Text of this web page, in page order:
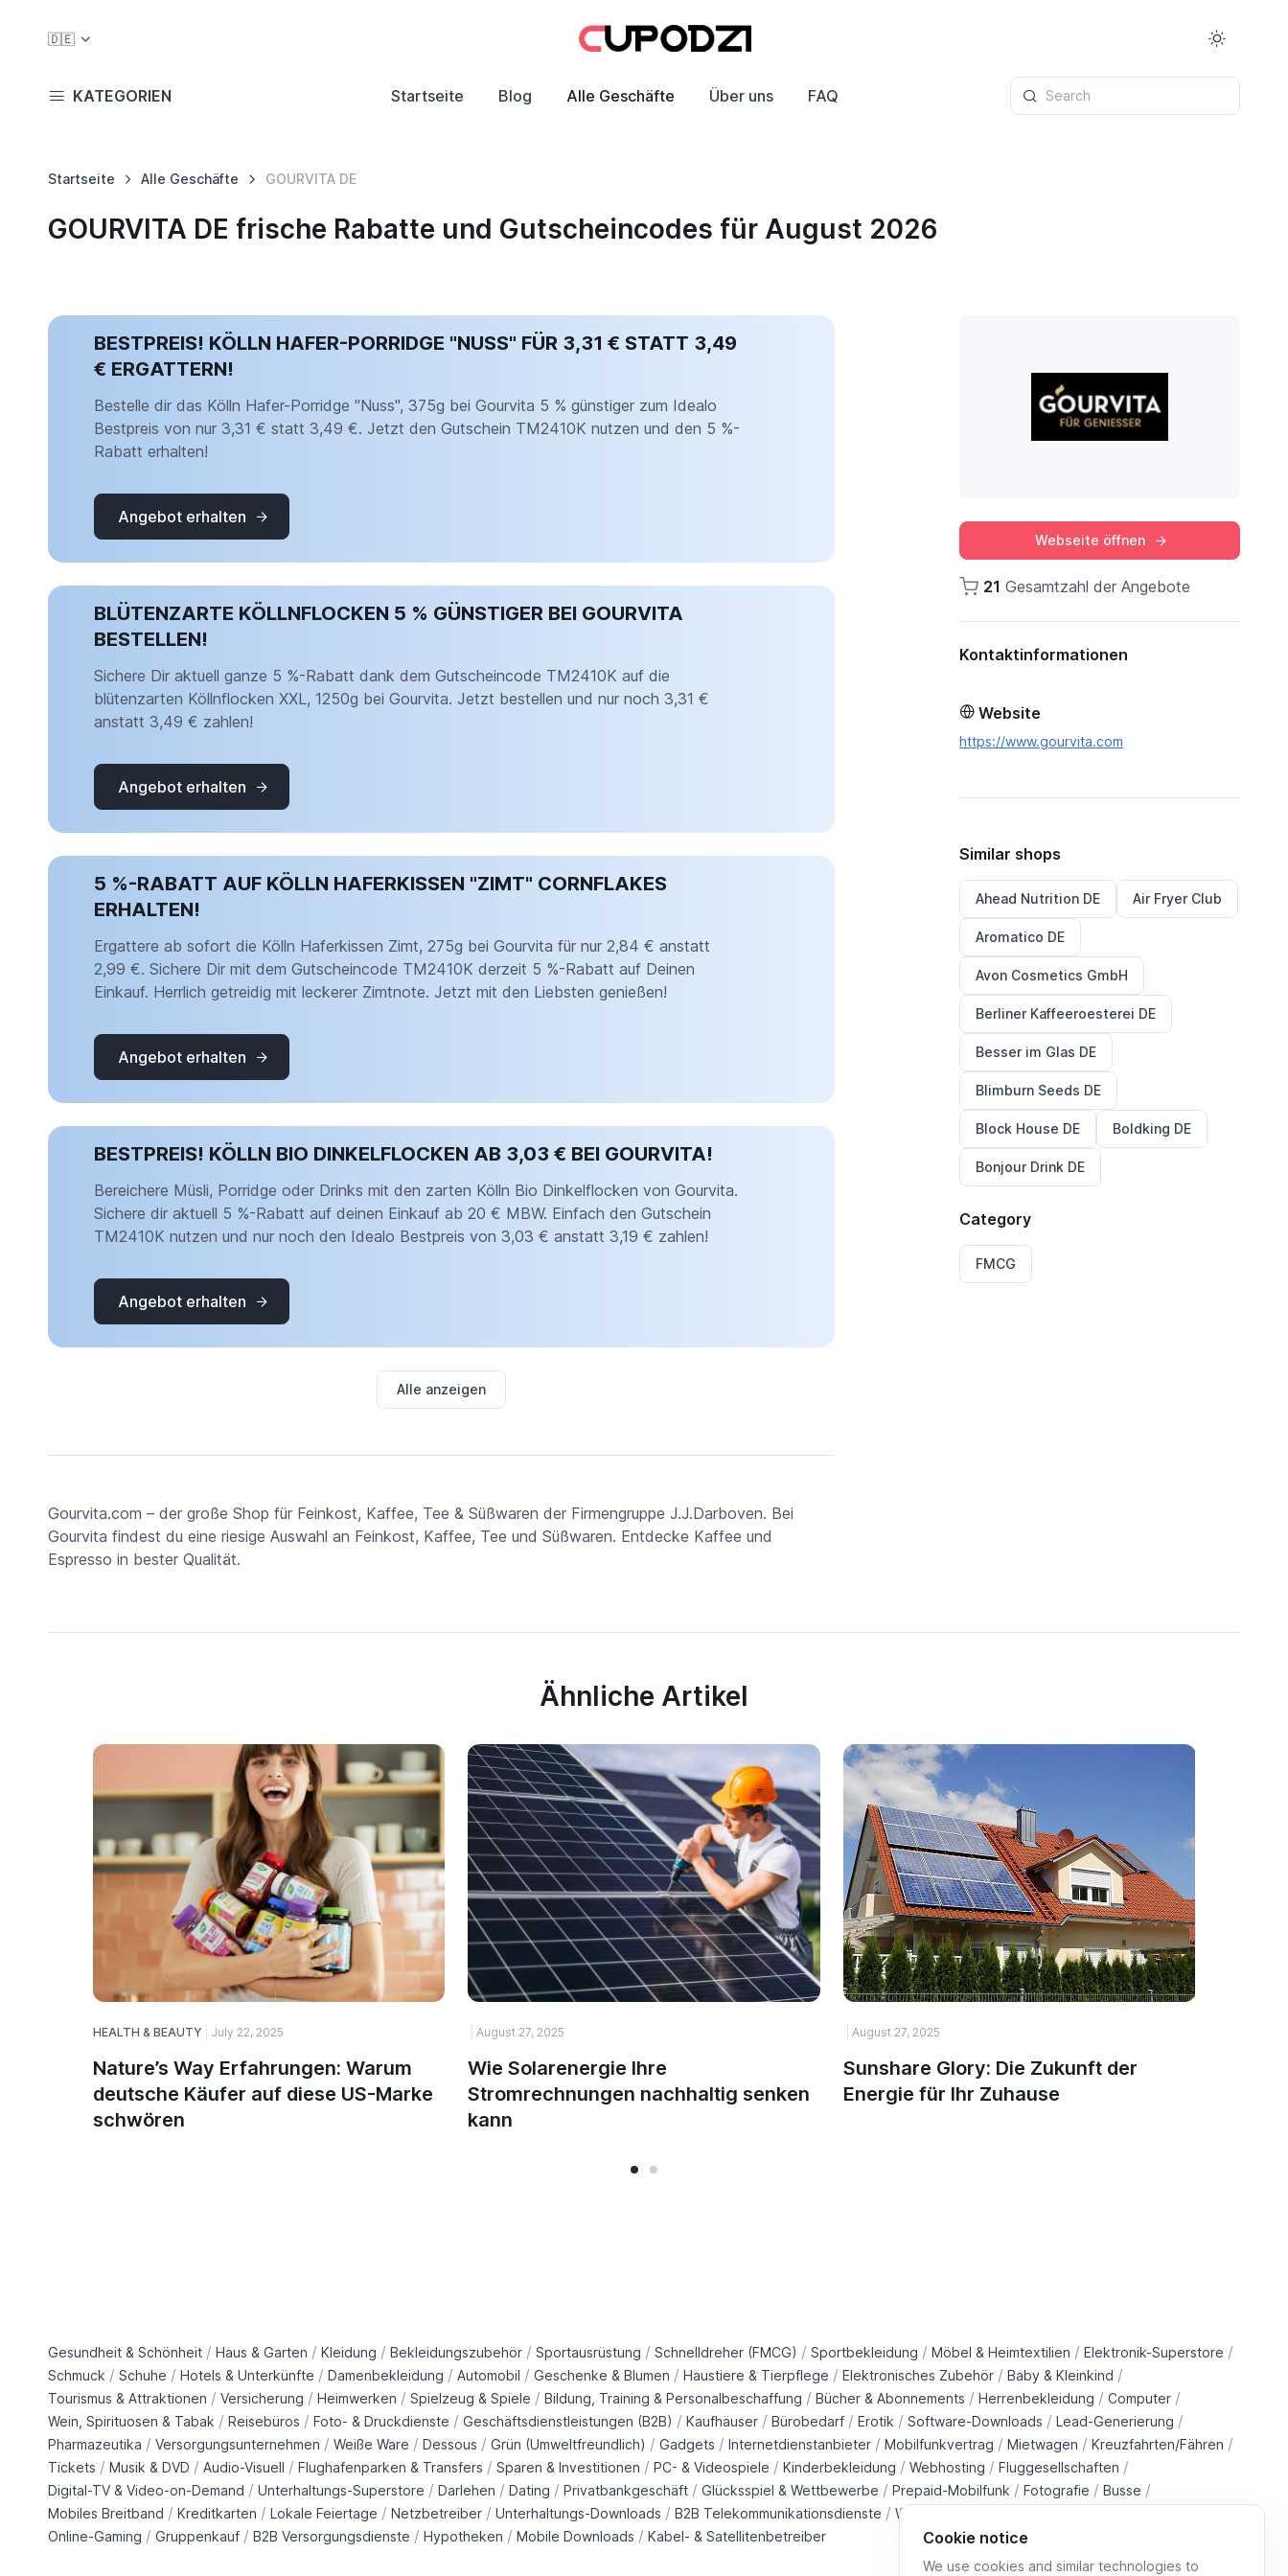
Cookie notice
We use cookies and similar technologies to
🇩🇪
KATEGORIEN Startseite Blog Alle Geschäfte Über uns FAQ Search
Startseite Alle Geschäfte GOURVITA DE
GOURVITA DE frische Rabatte und Gutscheincodes für August 2026
BESTPREIS! KÖLLN HAFER-PORRIDGE "NUSS" FÜR 3,31 € STATT 3,49
€ ERGATTERN!
Bestelle dir das Kölln Hafer-Porridge "Nuss", 375g bei Gourvita 5 % günstiger zum Idealo
Bestpreis von nur 3,31 € statt 3,49 €. Jetzt den Gutschein TM2410K nutzen und den 5 %-
Rabatt erhalten!
Angebot erhalten
BLÜTENZARTE KÖLLNFLOCKEN 5 % GÜNSTIGER BEI GOURVITA
BESTELLEN!
Sichere Dir aktuell ganze 5 %-Rabatt dank dem Gutscheincode TM2410K auf die
blütenzarten Köllnflocken XXL, 1250g bei Gourvita. Jetzt bestellen und nur noch 3,31 €
anstatt 3,49 € zahlen!
Angebot erhalten
5 %-RABATT AUF KÖLLN HAFERKISSEN "ZIMT" CORNFLAKES
ERHALTEN!
Ergattere ab sofort die Kölln Haferkissen Zimt, 275g bei Gourvita für nur 2,84 € anstatt
2,99 €. Sichere Dir mit dem Gutscheincode TM2410K derzeit 5 %-Rabatt auf Deinen
Einkauf. Herrlich getreidig mit leckerer Zimtnote. Jetzt mit den Liebsten genießen!
Angebot erhalten
BESTPREIS! KÖLLN BIO DINKELFLOCKEN AB 3,03 € BEI GOURVITA!
Bereichere Müsli, Porridge oder Drinks mit den zarten Kölln Bio Dinkelflocken von Gourvita.
Sichere dir aktuell 5 %-Rabatt auf deinen Einkauf ab 20 € MBW. Einfach den Gutschein
TM2410K nutzen und nur noch den Idealo Bestpreis von 3,03 € anstatt 3,19 € zahlen!
Angebot erhalten
Alle anzeigen
Gourvita.com – der große Shop für Feinkost, Kaffee, Tee & Süßwaren der Firmengruppe J.J.Darboven. Bei
Gourvita findest du eine riesige Auswahl an Feinkost, Kaffee, Tee und Süßwaren. Entdecke Kaffee und
Espresso in bester Qualität.
Webseite öffnen
21 Gesamtzahl der Angebote
Kontaktinformationen
Website
https://www.gourvita.com
Similar shops
Ahead Nutrition DE Air Fryer Club
Aromatico DE
Avon Cosmetics GmbH
Berliner Kaffeeroesterei DE
Besser im Glas DE
Blimburn Seeds DE
Block House DE Boldking DE
Bonjour Drink DE
Category
FMCG
Ähnliche Artikel
HEALTH & BEAUTY July 22, 2025
Nature’s Way Erfahrungen: Warum
deutsche Käufer auf diese US-Marke
schwören
August 27, 2025
Wie Solarenergie Ihre
Stromrechnungen nachhaltig senken
kann
August 27, 2025
Sunshare Glory: Die Zukunft der
Energie für Ihr Zuhause
Gesundheit & Schönheit / Haus & Garten / Kleidung / Bekleidungszubehör / Sportausrüstung / Schnelldreher (FMCG) / Sportbekleidung / Möbel & Heimtextilien / Elektronik-Superstore /
Schmuck / Schuhe / Hotels & Unterkünfte / Damenbekleidung / Automobil / Geschenke & Blumen / Haustiere & Tierpflege / Elektronisches Zubehör / Baby & Kleinkind /
Tourismus & Attraktionen / Versicherung / Heimwerken / Spielzeug & Spiele / Bildung, Training & Personalbeschaffung / Bücher & Abonnements / Herrenbekleidung / Computer /
Wein, Spirituosen & Tabak / Reisebüros / Foto- & Druckdienste / Geschäftsdienstleistungen (B2B) / Kaufhäuser / Bürobedarf / Erotik / Software-Downloads / Lead-Generierung /
Pharmazeutika / Versorgungsunternehmen / Weiße Ware / Dessous / Grün (Umweltfreundlich) / Gadgets / Internetdienstanbieter / Mobilfunkvertrag / Mietwagen / Kreuzfahrten/Fähren /
Tickets / Musik & DVD / Audio-Visuell / Flughafenparken & Transfers / Sparen & Investitionen / PC- & Videospiele / Kinderbekleidung / Webhosting / Fluggesellschaften /
Digital-TV & Video-on-Demand / Unterhaltungs-Superstore / Darlehen / Dating / Privatbankgeschäft / Glücksspiel & Wettbewerbe / Prepaid-Mobilfunk / Fotografie / Busse /
Mobiles Breitband / Kreditkarten / Lokale Feiertage / Netzbetreiber / Unterhaltungs-Downloads / B2B Telekommunikationsdienste / Wohltätigkeitsorganisationen
Online-Gaming / Gruppenkauf / B2B Versorgungsdienste / Hypotheken / Mobile Downloads / Kabel- & Satellitenbetreiber